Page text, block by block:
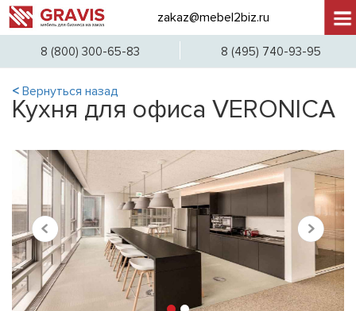
+7
zakaz@mebel2biz.ru
8 (800) 300-65-83 8 (495) 740-93-95
< Вернуться назад
Кухня для офиса VERONICA